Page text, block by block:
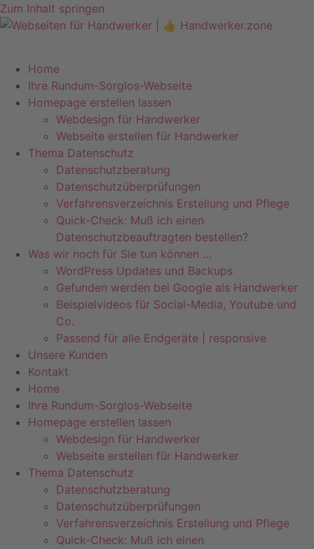
Zum Inhalt springen
Home
Ihre Rundum-Sorglos-Webseite
Homepage erstellen lassen
Webdesign für Handwerker
Webseite erstellen für Handwerker
Thema Datenschutz
Datenschutzberatung
Datenschutzüberprüfungen
Verfahrensverzeichnis Erstellung und Pflege
Quick-Check: Muß ich einen
Datenschutzbeauftragten bestellen?
Was wir noch für Sie tun können …
WordPress Updates und Backups
Gefunden werden bei Google als Handwerker
Beispielvideos für Social-Media, Youtube und
Co.
Passend für alle Endgeräte | responsive
Unsere Kunden
Kontakt
Home
Ihre Rundum-Sorglos-Webseite
Homepage erstellen lassen
Webdesign für Handwerker
Webseite erstellen für Handwerker
Thema Datenschutz
Datenschutzberatung
Datenschutzüberprüfungen
Verfahrensverzeichnis Erstellung und Pflege
Quick-Check: Muß ich einen